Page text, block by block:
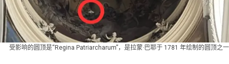
受影响的圆顶是“Regina Patriarcharum”，是拉蒙·巴耶于 1781 年绘制的圆顶之一